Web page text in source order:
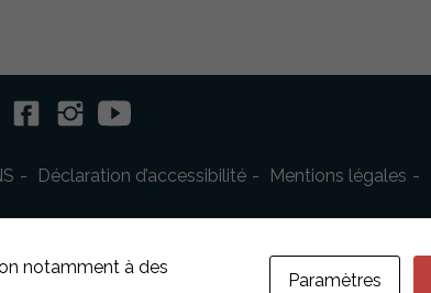
Déclaration d’accessibilité Mentions légales
notamment à des
Paramètres